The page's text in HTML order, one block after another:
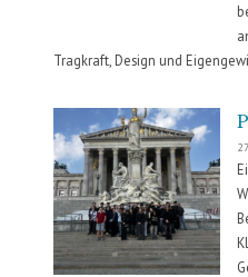
Tragkraft, Design und